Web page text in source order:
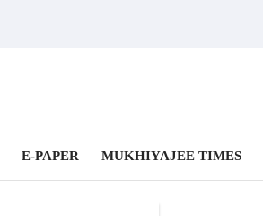
E-PAPER MUKHIYAJEE TIMES